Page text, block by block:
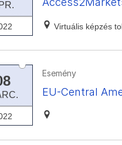
Virtuális képzés
Esemény
EU-Central